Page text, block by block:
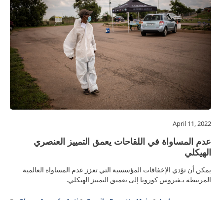
April 11, 2022
عدم المساواة في اللقاحات يعمق التمييز العنصري
الهيكلي
يمكن أن تؤدي الإخفاقات المؤسسية التي تعزز عدم المساواة العالمية
المرتبطة بـفيروس كورونا إلى تعميق التمييز الهيكلي.